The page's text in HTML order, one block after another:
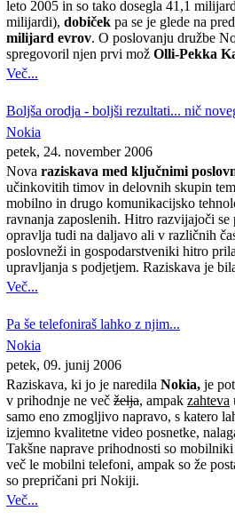
leto 2005 in so tako dosegla 41,1
milijardi), dobiček pa se je glede na
milijard evrov. O poslovanju družbe
spregovoril njen prvi mož Olli-Pekka
Več...
Boljša orodja - boljši rezultati... nič
Nokia
petek, 24. november 2006
Nova raziskava med ključnimi
učinkovitih timov in delovnih skupin
mobilno in drugo komunikacijsko
ravnanja zaposlenih. Hitro razvijajoči se
opravlja tudi na daljavo ali v različnih
poslovneži in gospodarstveniki hitro
upravljanja s podjetjem. Raziskava je
Več...
Pa še telefoniraš lahko z njim...
Nokia
petek, 09. junij 2006
Raziskava, ki jo je naredila Nokia, je
v prihodnje ne več želja, ampak zahteva
samo eno zmogljivo napravo, s katero
izjemno kvalitetne video posnetke,
Takšne naprave prihodnosti so
več le mobilni telefoni, ampak so že
so prepričani pri Nokiji.
Več...